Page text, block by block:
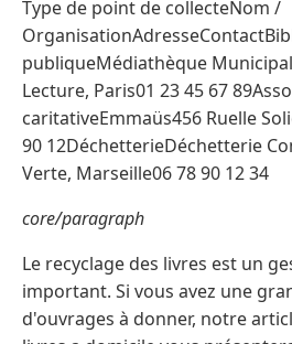
Type de point de collecteNom /
publiqueMédiathèque
Lecture, Paris01 23 45 67
caritativeEmmaüs456 Ruelle
90 12DéchetterieDéchetterie
Verte, Marseille06 78 90 12 34
core/paragraph
Le recyclage des livres est un
important. Si vous avez une
d'ouvrages à donner, notre